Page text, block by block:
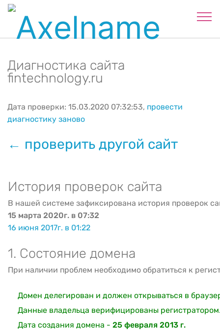
Диагностика сайта
fintechnology.ru
Дата проверки: 15.03.2020 07:32:53, провести
диагностику заново
← проверить другой сайт
История проверок сайта
В нашей системе зафиксирована история проверок
15 марта 2020г. в 07:32
16 июня 2017г. в 01:22
1. Состояние домена
При наличии проблем необходимо обратиться к
Домен делегирован и должен открываться в
Данные владельца верифицированы
Дата создания домена - 25 февраля 2013 г.